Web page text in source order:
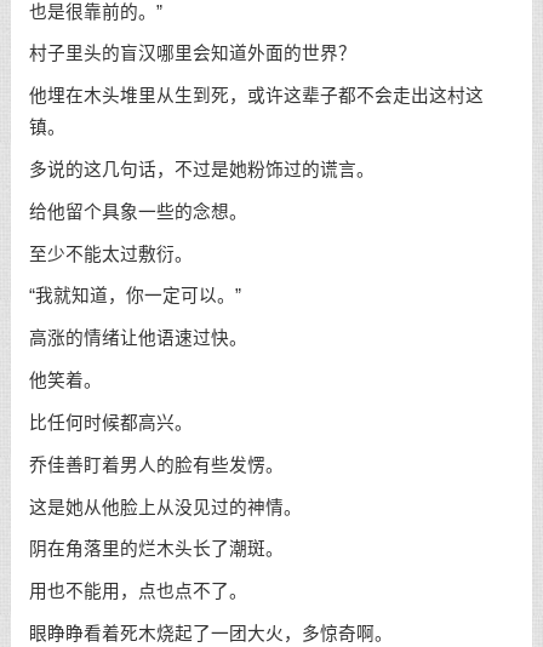
也是很靠前的。”
村子里头的盲汉哪里会知道外面的世界？
他埋在木头堆里从生到死，或许这辈子都不会走出这村这
镇。
多说的这几句话，不过是她粉饰过的谎言。
给他留个具象一些的念想。
至少不能太过敷衍。
“我就知道，你一定可以。”
高涨的情绪让他语速过快。
他笑着。
比任何时候都高兴。
乔佳善盯着男人的脸有些发愣。
这是她从他脸上从没见过的神情。
阴在角落里的烂木头长了潮斑。
用也不能用，点也点不了。
眼睁睁看着死木烧起了一团大火，多惊奇啊。